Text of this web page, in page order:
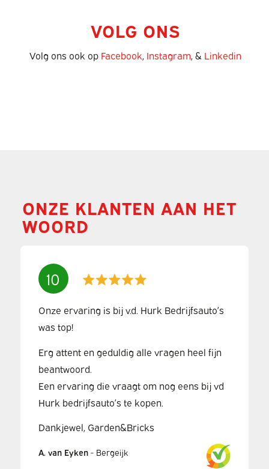
VOLG ONS
Volg ons ook op Facebook, Instagram, & Linkedin
ONZE KLANTEN AAN HET
WOORD
10
Onze ervaring is bij v.d. Hurk Bedrijfsauto’s
was top!
Erg attent en geduldig alle vragen heel fijn
beantwoord.
Een ervaring die vraagt om nog eens bij vd
Hurk bedrijfsauto’s te kopen.
Dankjewel, Garden&Bricks
A. van Eyken- Bergeijk